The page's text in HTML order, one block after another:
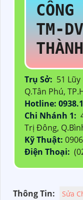
TM-
Trụ Sở: 51
Q.Tân Phú,
Hotline:
Chi Nhánh 1:
Trị Đông,
Kỹ Thuật:
Điện Thoại:
Thông Tin:
Sửa